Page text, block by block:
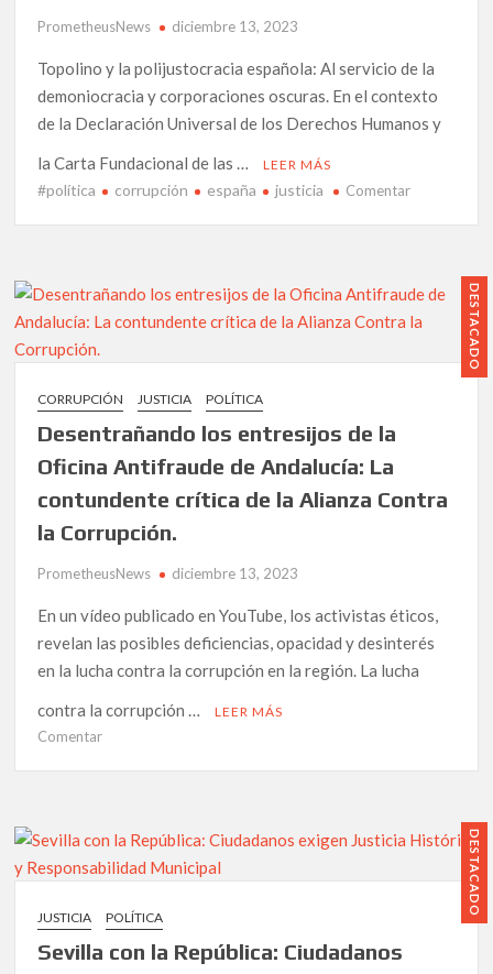
Denuncia
de
Isabel
PrometheusNews diciembre 13, 2023
Topolino y la polijustocracia española: Al servicio de la
demoniocracia y corporaciones oscuras. En el contexto
de la Declaración Universal de los Derechos Humanos y
la Carta Fundacional de las …
LEER MÁS
#política corrupción españa justicia Comentaren
de
DESTACADO
CORRUPCIÓN JUSTICIA POLÍTICA
Desentrañando los entresijos de la
Oficina Antifraude de Andalucía: La
contundente crítica de la Alianza Contra
la Corrupción.
PrometheusNews diciembre 13, 2023
En un vídeo publicado en YouTube, los activistas éticos,
revelan las posibles deficiencias, opacidad y desinterés
en la lucha contra la corrupción en la región. La lucha
contra la corrupción …
LEER MÁS
Comentaren
de
Oficina
de
Andalucía:
DESTACADO
JUSTICIA POLÍTICA
Sevilla con la República: Ciudadanos